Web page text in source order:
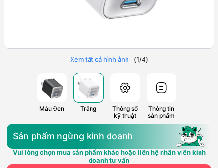
Xem tất cả hình ảnh (1/4)
Màu Đen Trắng
Thông số
kỹ thuật
Thông tin
sản phẩm
Sản phẩm ngừng kinh doanh
Vui lòng chọn mua sản phẩm khác hoặc liên hệ nhân viên kinh
doanh tư vấn